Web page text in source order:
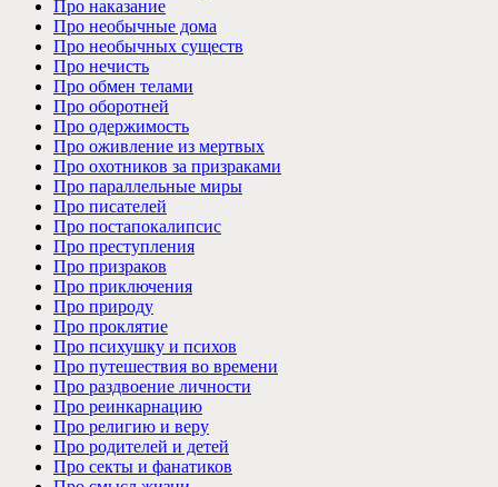
Про наказание
Про необычные дома
Про необычных существ
Про нечисть
Про обмен телами
Про оборотней
Про одержимость
Про оживление из мертвых
Про охотников за призраками
Про параллельные миры
Про писателей
Про постапокалипсис
Про преступления
Про призраков
Про приключения
Про природу
Про проклятие
Про психушку и психов
Про путешествия во времени
Про раздвоение личности
Про реинкарнацию
Про религию и веру
Про родителей и детей
Про секты и фанатиков